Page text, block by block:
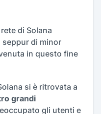
di Solana
seppur di minor
in questo fine
si è ritrovata a
grandi
gli utenti e